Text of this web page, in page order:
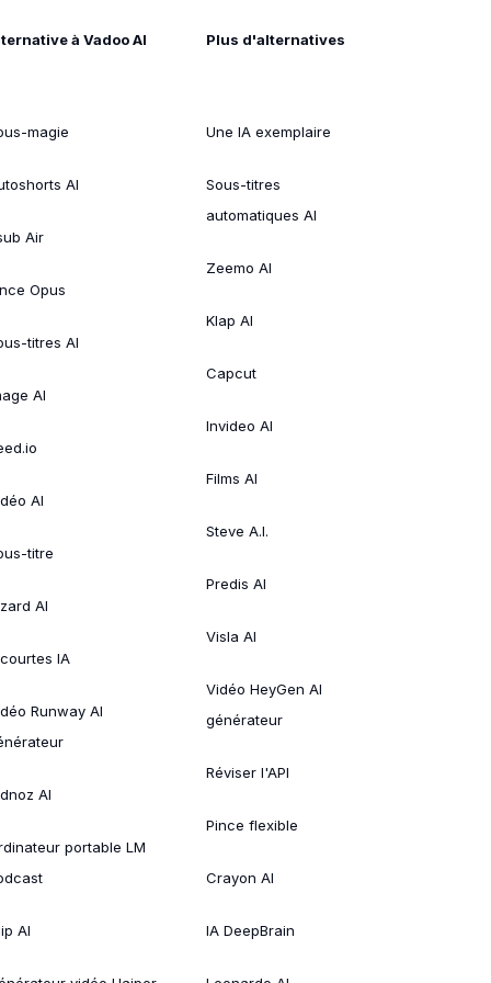
à Vadoo AI
magie
AI
Air
Opus
titres AI
AI
AI
titre
AI
IA
Runway AI
AI
portable LM
AI
Plus d'alternatives
Une IA exemplaire
Sous-titres
automatiques AI
Zeemo AI
Klap AI
Capcut
Invideo AI
Films AI
Steve A.I.
Predis AI
Visla AI
Vidéo HeyGen AI
générateur
Réviser l'API
Pince flexible
Crayon AI
IA DeepBrain